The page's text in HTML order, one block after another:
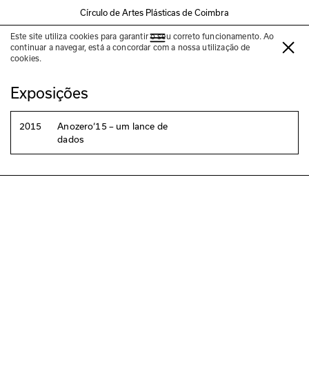
Círculo de Artes Plásticas de Coimbra
Este site utiliza cookies para garantir o seu correto funcionamento. Ao
continuar a navegar, está a concordar com a nossa utilização de
cookies.
Edgar Massul
Exposições
2015
Anozero‘15 – um lance de
dados